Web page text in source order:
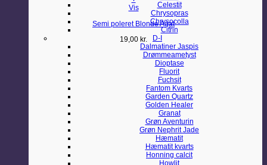
Celestit
Chrysopras
Chrysocolla
Citrin
D-I
Dalmatiner Jaspis
Drømmeametyst
Dioptase
Fluorit
Fuchsit
Fantom Kvarts
Garden Quartz
Golden Healer
Granat
Grøn Aventurin
Grøn Nephrit Jade
Hæmatit
Hæmatit kvarts
Honning calcit
Vis
Semi poleret Blonde Agat
19,00 kr.